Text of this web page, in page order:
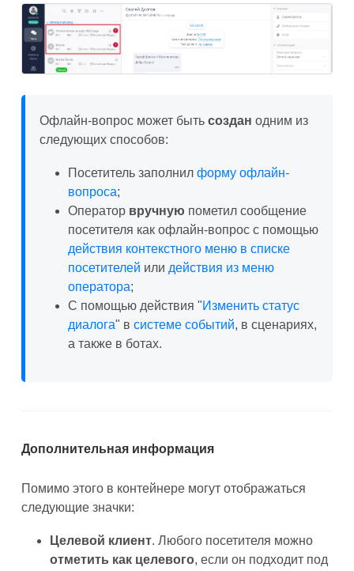
Офлайн-вопрос может быть создан одним из
следующих способов:
Посетитель заполнил форму офлайн-
вопроса;
Оператор вручную пометил сообщение
посетителя как офлайн-вопрос с помощью
действия контекстного меню в списке
посетителей или действия из меню
оператора;
С помощью действия "Изменить статус
диалога" в системе событий, в сценариях,
а также в ботах.
Дополнительная информация
Помимо этого в контейнере могут отображаться
следующие значки:
Целевой клиент. Любого посетителя можно
отметить как целевого, если он подходит под